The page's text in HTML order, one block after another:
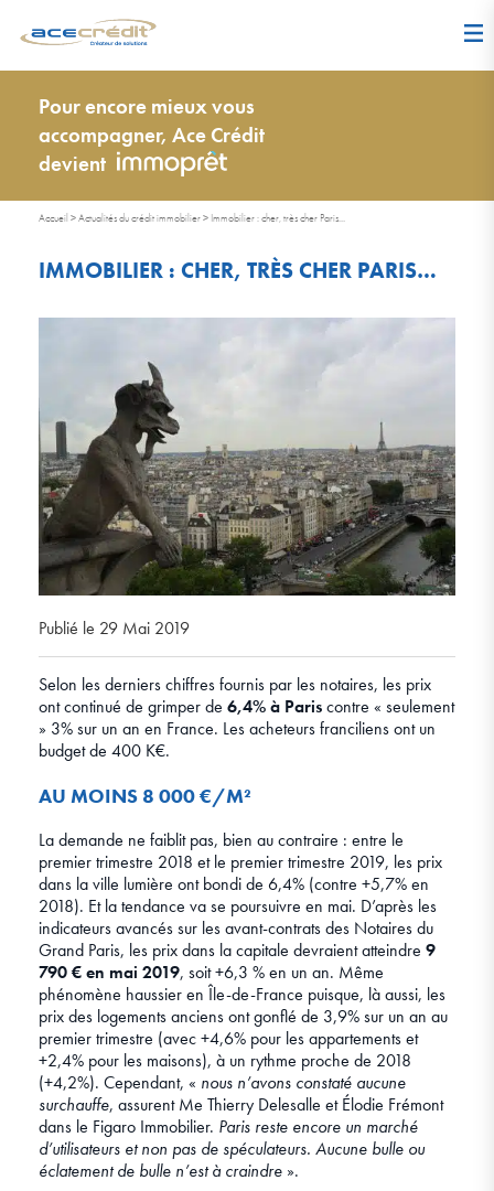
Pour encore mieux vous
accompagner, Ace Crédit
devient
Accueil >Actualités du crédit immobilier> Immobilier : cher, très cher Paris…
IMMOBILIER : CHER, TRÈS CHER PARIS…
Publié le 29 Mai 2019
Selon les derniers chiffres fournis par les notaires, les prix
ont continué de grimper de 6,4% à Pariscontre « seulement
» 3% sur un an en France. Les acheteurs franciliens ont un
budget de 400 K€.
AU MOINS 8 000 €/M²
La demande ne faiblit pas, bien au contraire : entre le
premier trimestre 2018 et le premier trimestre 2019, les prix
dans la ville lumière ont bondi de 6,4% (contre +5,7% en
2018). Et la tendance va se poursuivre en mai. D’après les
indicateurs avancés sur les avant-contrats des Notaires du
Grand Paris, les prix dans la capitale devraient atteindre 9
790 € en mai 2019, soit +6,3 % en un an. Même
phénomène haussier en Île-de-France puisque, là aussi, les
prix des logements anciens ont gonflé de 3,9% sur un an au
premier trimestre (avec +4,6% pour les appartements et
+2,4% pour les maisons), à un rythme proche de 2018
(+4,2%). Cependant, « nous n’avons constaté aucune
surchauffe, assurent Me Thierry Delesalle et Élodie Frémont
dans le Figaro Immobilier. Paris reste encore un marché
d’utilisateurs et non pas de spéculateurs. Aucune bulle ou
éclatement de bulle n’est à craindre ».